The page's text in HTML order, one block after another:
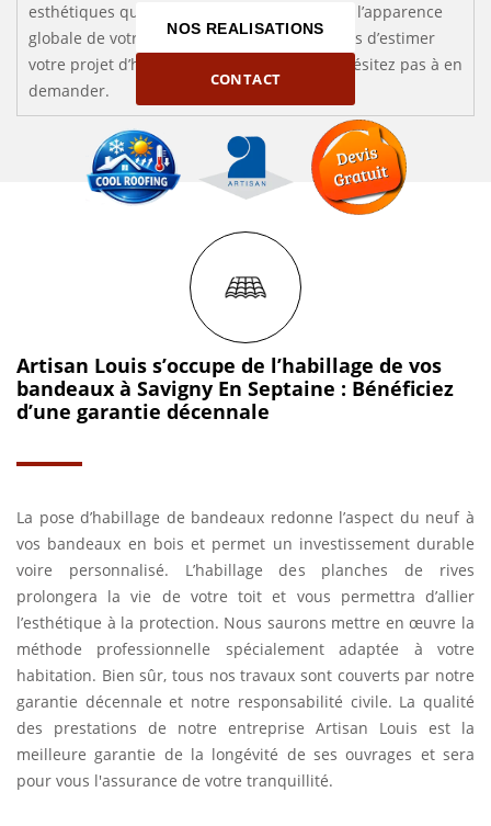
NOS REALISATIONS
CONTACT
esthétiques qui conviennent parfaitement à l’apparence
globale de votre maison. Nous n’oublions pas d’estimer
votre projet d’habiller la planche de rive, n’hésitez pas à en
demander.
Artisan Louis s’occupe de l’habillage de vos
bandeaux à Savigny En Septaine : Bénéficiez
d’une garantie décennale
La pose d’habillage de bandeaux redonne l’aspect du neuf à
vos bandeaux en bois et permet un investissement durable
voire personnalisé. L’habillage des planches de rives
prolongera la vie de votre toit et vous permettra d’allier
l’esthétique à la protection. Nous saurons mettre en œuvre la
méthode professionnelle spécialement adaptée à votre
habitation. Bien sûr, tous nos travaux sont couverts par notre
garantie décennale et notre responsabilité civile. La qualité
des prestations de notre entreprise Artisan Louis est la
meilleure garantie de la longévité de ses ouvrages et sera
pour vous l'assurance de votre tranquillité.